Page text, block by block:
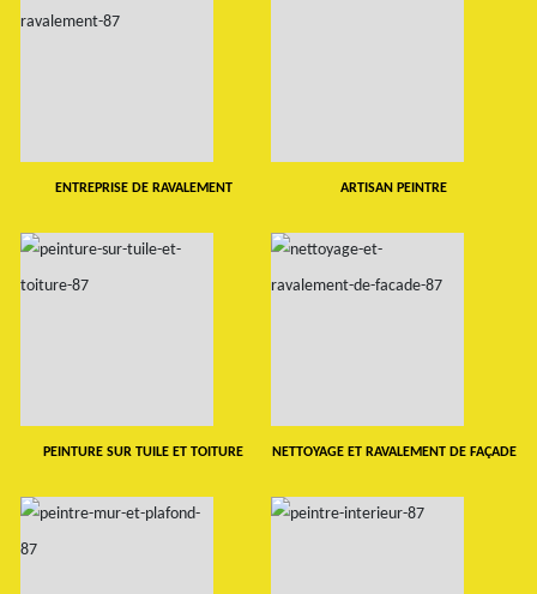
ENTREPRISE DE RAVALEMENT ARTISAN PEINTRE
PEINTURE SUR TUILE ET TOITURE NETTOYAGE ET RAVALEMENT DE FAÇADE